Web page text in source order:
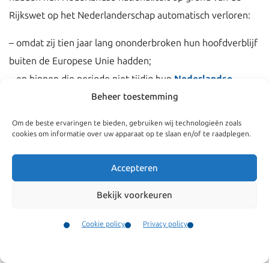
Beheer toestemming
Om de beste ervaringen te bieden, gebruiken wij technologieën zoals
cookies om informatie over uw apparaat op te slaan en/of te raadplegen.
Accepteren
Bekijk voorkeuren
Cookie policy Privacy policy
Rijkswet op het Nederlanderschap automatisch verloren:
– omdat zij tien jaar lang ononderbroken hun hoofdverblijf
buiten de Europese Unie hadden;
– en binnen die periode niet tijdig hun Nederlandse
hadden verlengd terwijl zij ook over een andere
van automatisch intredend verlies van het
Nederlanderschap waarbij geen ruimte is voor een
individuele beoordeling, in overeenstemming is met het